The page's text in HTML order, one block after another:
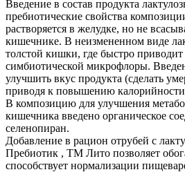
Введение в состав продукта
пребиотические свойства
растворяется в желудке, но не
кишечнике. В неизмененном виде
толстой кишки, где быстро
симбиотической микрофлоры.
улучшить вкус продукта (сделать
приводя к повышению
В композицию для улучшения
кишечника введено органическое
селенопиран.
Добавление в рацион отрубей с
Пребиотик , ТМ Лито позволяет
способствует нормализации